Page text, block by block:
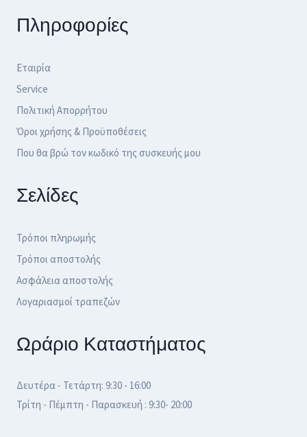
Πληροφορίες
Εταιρία
Service
Πολιτική Απορρήτου
Όροι χρήσης & Προϋποθέσεις
Που θα βρώ τον κωδικό της συσκευής μου
Σελίδες
Τρόποι πληρωμής
Τρόποι αποστολής
Ασφάλεια αποστολής
Λογαριασμοί τραπεζών
Ωράριο Καταστήματος
Δευτέρα - Τετάρτη: 9:30 - 16:00
Τρίτη - Πέμπτη - Παρασκευή : 9:30- 20:00